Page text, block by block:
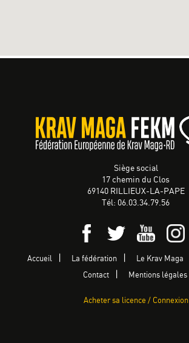
Siège social
17 chemin du Clos
69140 RILLIEUX-LA-PAPE
Tél: 06.03.34.79.56
Accueil La fédération Le Krav Maga
Contact Mentions légales
Acheter sa licence / Connexion